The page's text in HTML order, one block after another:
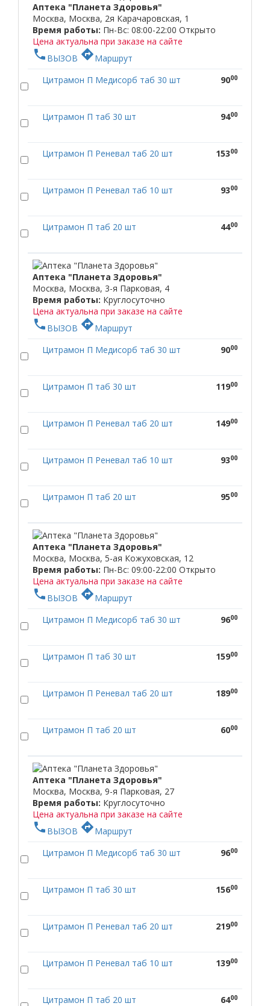
Аптека "Планета Здоровья"
Москва, Москва, 2я Карачаровская, 1
Время работы: Пн-Вс: 08:00-22:00 Открыто
Цена актуальна при заказе на сайте
phone ВЫЗОВ directionsМаршрут
Цитрамон П Медисорб таб 30 шт
9000
Цитрамон П таб 30 шт 9400
Цитрамон П Реневал таб 20 шт 15300
Цитрамон П Реневал таб 10 шт 9300
Цитрамон П таб 20 шт 4400
Аптека "Планета Здоровья"
Москва, Москва, 3-я Парковая, 4
Время работы: Круглосуточно
Цена актуальна при заказе на сайте
phone ВЫЗОВ directionsМаршрут
Цитрамон П Медисорб таб 30 шт
9000
Цитрамон П таб 30 шт 11900
Цитрамон П Реневал таб 20 шт 14900
Цитрамон П Реневал таб 10 шт 9300
Цитрамон П таб 20 шт 9500
Аптека "Планета Здоровья"
Москва, Москва, 5-ая Кожуховская, 12
Время работы: Пн-Вс: 09:00-22:00 Открыто
Цена актуальна при заказе на сайте
phone ВЫЗОВ directionsМаршрут
Цитрамон П Медисорб таб 30 шт
9600
Цитрамон П таб 30 шт 15900
Цитрамон П Реневал таб 20 шт 18900
Цитрамон П таб 20 шт 6000
Аптека "Планета Здоровья"
Москва, Москва, 9-я Парковая, 27
Время работы: Круглосуточно
Цена актуальна при заказе на сайте
phone ВЫЗОВ directionsМаршрут
Цитрамон П Медисорб таб 30 шт
9600
Цитрамон П таб 30 шт 15600
Цитрамон П Реневал таб 20 шт 21900
Цитрамон П Реневал таб 10 шт 13900
Цитрамон П таб 20 шт 6400